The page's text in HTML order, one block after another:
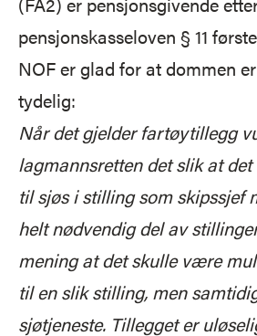
pensjonskasseloven § 11
NOF er glad for at dommen
tydelig:
Når det gjelder fartøytillegg
lagmannsretten det slik at
til sjøs i stilling som skipssjef
helt nødvendig del av
mening at det skulle være
til en slik stilling, men
sjøtjeneste. Tillegget er